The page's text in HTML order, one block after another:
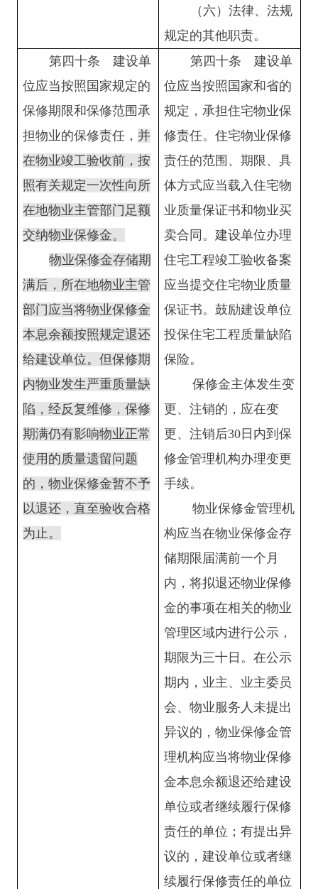
（六）法律、法规
规定的其他职责。
第四十条 建设单
位应当按照国家规定的
保修期限和保修范围承
担物业的保修责任， 并
在物业竣工验收前，按
照有关规定一次性向所
在地物业主管部门足额
交纳物业保修金。
物业保修金存储期
满后，所在地物业主管
部门应当将物业保修金
本息余额按照规定退还
给建设单位。但保修期
内物业发生严重质量缺
陷，经反复维修，保修
期满仍有影响物业正常
使用的质量遗留问题
的，物业保修金暂不予
以退还，直至验收合格
为止。
第四十条 建设单
位应当按照国家和省的
规定，承担住宅物业保
修责任。住宅物业保修
责任的范围、期限、具
体方式应当载入住宅物
业质量保证书和物业买
卖合同。建设单位办理
住宅工程竣工验收备案
应当提交住宅物业质量
保证书。鼓励建设单位
投保住宅工程质量缺陷
保险。
保修金主体发生变
更、注销的，应在变
更、注销后30日内到保
修金管理机构办理变更
手续。
物业保修金管理机
构应当在物业保修金存
储期限届满前一个月
内，将拟退还物业保修
金的事项在相关的物业
管理区域内进行公示，
期限为三十日。在公示
期内，业主、业主委员
会、物业服务人未提出
异议的，物业保修金管
理机构应当将物业保修
金本息余额退还给建设
单位或者继续履行保修
责任的单位；有提出异
议的，建设单位或者继
续履行保修责任的单位